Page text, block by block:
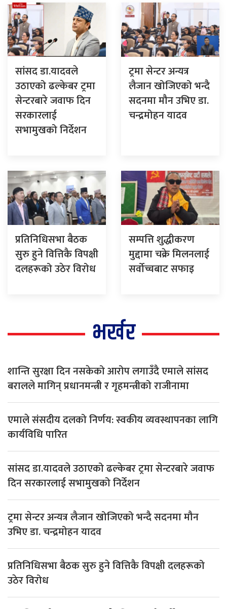
सांसद डा‍‍.यादवले
उठाएको ढल्केबर ट्रमा
सेन्टरबारे जवाफ दिन
सरकारलाई
सभामुखको निर्देशन
ट्रमा सेन्टर अन्यत्र
लैजान खोजिएको भन्दै
सदनमा मौन उभिए डा.
चन्द्रमोहन यादव
प्रतिनिधिसभा बैठक
सुरु हुने वित्तिकै विपक्षी
दलहरूको उठेर विरोध
सम्पत्ति शुद्धीकरण
मुद्दामा चक्रे मिलनलाई
सर्वोच्चबाट सफाइ
भर्खर
शान्ति सुरक्षा दिन नसकेको आरोप लगाउँदै एमाले सांसद
बरालले मागिन् प्रधानमन्त्री र गृहमन्त्रीको राजीनामा
एमाले संसदीय दलको निर्णय: स्वकीय व्यवस्थापनका लागि
कार्यविधि पारित
सांसद डा‍‍.यादवले उठाएको ढल्केबर ट्रमा सेन्टरबारे जवाफ
दिन सरकारलाई सभामुखको निर्देशन
ट्रमा सेन्टर अन्यत्र लैजान खोजिएको भन्दै सदनमा मौन
उभिए डा. चन्द्रमोहन यादव
प्रतिनिधिसभा बैठक सुरु हुने वित्तिकै विपक्षी दलहरूको
उठेर विरोध